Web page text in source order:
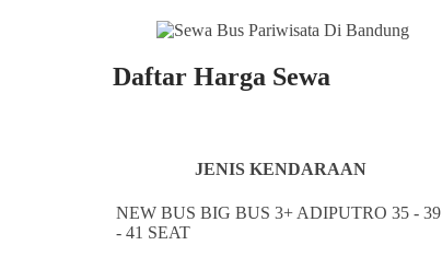
Daftar Harga Sewa
JENIS KENDARAAN
NEW BUS BIG BUS 3+ ADIPUTRO 35 - 39
- 41 SEAT